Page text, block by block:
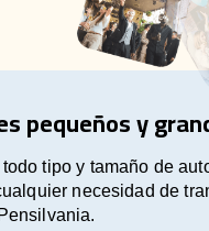
pequeños y
tipo y tamaño de
necesidad de